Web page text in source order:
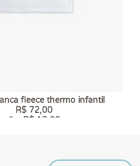
fleece thermo infantil
R$ 72,00
6 x R$ 12,00